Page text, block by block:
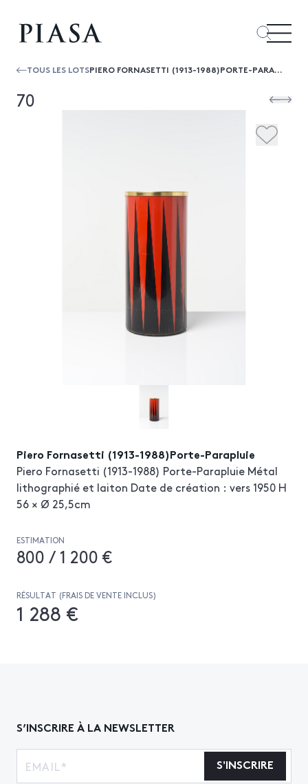
TOUS LES LOTS PIERO FORNASETTI (1913-1988)PORTE-PARAPLUIE
70
Piero Fornasetti (1913-1988)Porte-Parapluie
Piero Fornasetti (1913-1988) Porte-Parapluie Métal
lithographié et laiton Date de création : vers 1950 H
56 × Ø 25,5cm
ESTIMATION
800 / 1 200 €
RÉSULTAT (FRAIS DE VENTE INCLUS)
1 288 €
S’INSCRIRE À LA NEWSLETTER
S'INSCRIRE